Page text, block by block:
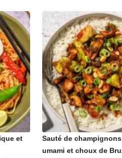
et
Sauté de
umami et choux de